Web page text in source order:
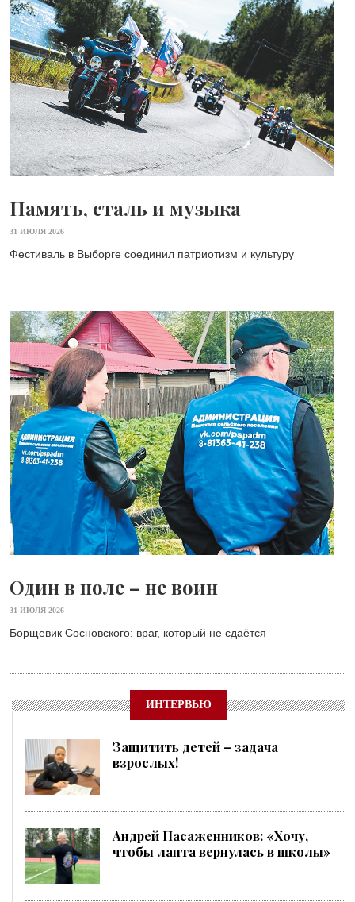
Память, сталь и музыка
31 ИЮЛЯ 2026
Фестиваль в Выборге соединил патриотизм и культуру
Один в поле – не воин
31 ИЮЛЯ 2026
Борщевик Сосновского: враг, который не сдаётся
ИНТЕРВЬЮ
Защитить детей – задача
взрослых!
Андрей Пасаженников: «Хочу,
чтобы лапта вернулась в школы»